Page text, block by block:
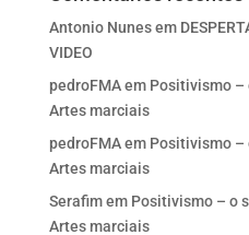
Antonio Nunesem
VIDEO
pedroFMAem Positivismo –
Artes marciais
pedroFMAem Positivismo –
Artes marciais
Serafimem Positivismo – o
Artes marciais